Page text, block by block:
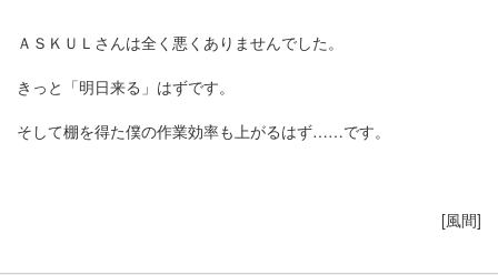
ＡＳＫＵＬさんは全く悪くありませんでした。
きっと「明日来る」はずです。
そして棚を得た僕の作業効率も上がるはず……です。
[風間]